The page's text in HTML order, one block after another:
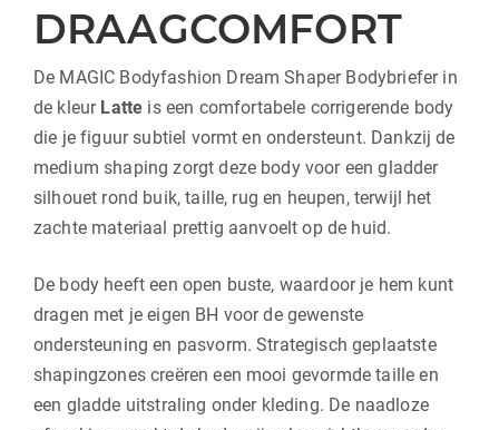
DRAAGCOMFORT
De MAGIC Bodyfashion Dream Shaper Bodybriefer in
de kleur Latte is een comfortabele corrigerende body
die je figuur subtiel vormt en ondersteunt. Dankzij de
medium shaping zorgt deze body voor een gladder
silhouet rond buik, taille, rug en heupen, terwijl het
zachte materiaal prettig aanvoelt op de huid.
De body heeft een open buste, waardoor je hem kunt
dragen met je eigen BH voor de gewenste
ondersteuning en pasvorm. Strategisch geplaatste
shapingzones creëren een mooi gevormde taille en
een gladde uitstraling onder kleding. De naadloze